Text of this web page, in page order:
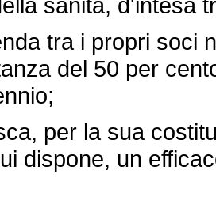
tra i propri soci
del 50 per
per la sua
dispone, un